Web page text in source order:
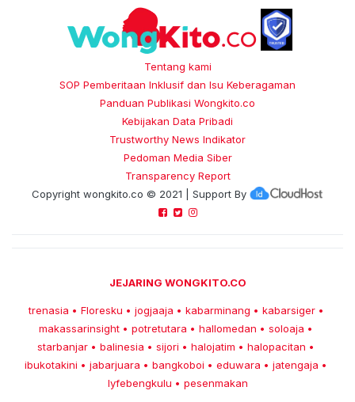
Tentang kami
SOP Pemberitaan Inklusif dan Isu Keberagaman
Panduan Publikasi Wongkito.co
Kebijakan Data Pribadi
Trustworthy News Indikator
Pedoman Media Siber
Transparency Report
Copyright wongkito.co © 2021 | Support By
JEJARING WONGKITO.CO
trenasia • Floresku • jogjaaja • kabarminang • kabarsiger •
makassarinsight • potretutara • hallomedan • soloaja •
starbanjar • balinesia • sijori • halojatim • halopacitan •
ibukotakini • jabarjuara • bangkoboi • eduwara • jatengaja •
lyfebengkulu • pesenmakan